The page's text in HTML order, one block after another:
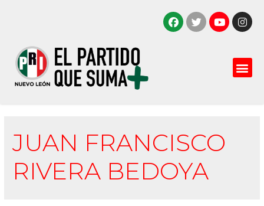
JUAN FRANCISCO
RIVERA BEDOYA